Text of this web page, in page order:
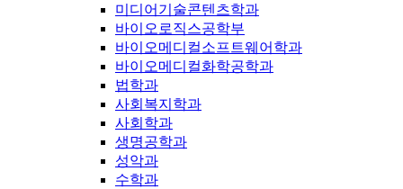
미디어기술콘텐츠학과
바이오로직스공학부
바이오메디컬소프트웨어학과
바이오메디컬화학공학과
법학과
사회복지학과
사회학과
생명공학과
성악과
수학과